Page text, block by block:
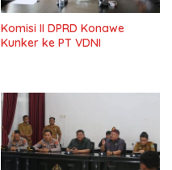
Komisi II DPRD Konawe
Kunker ke PT VDNI